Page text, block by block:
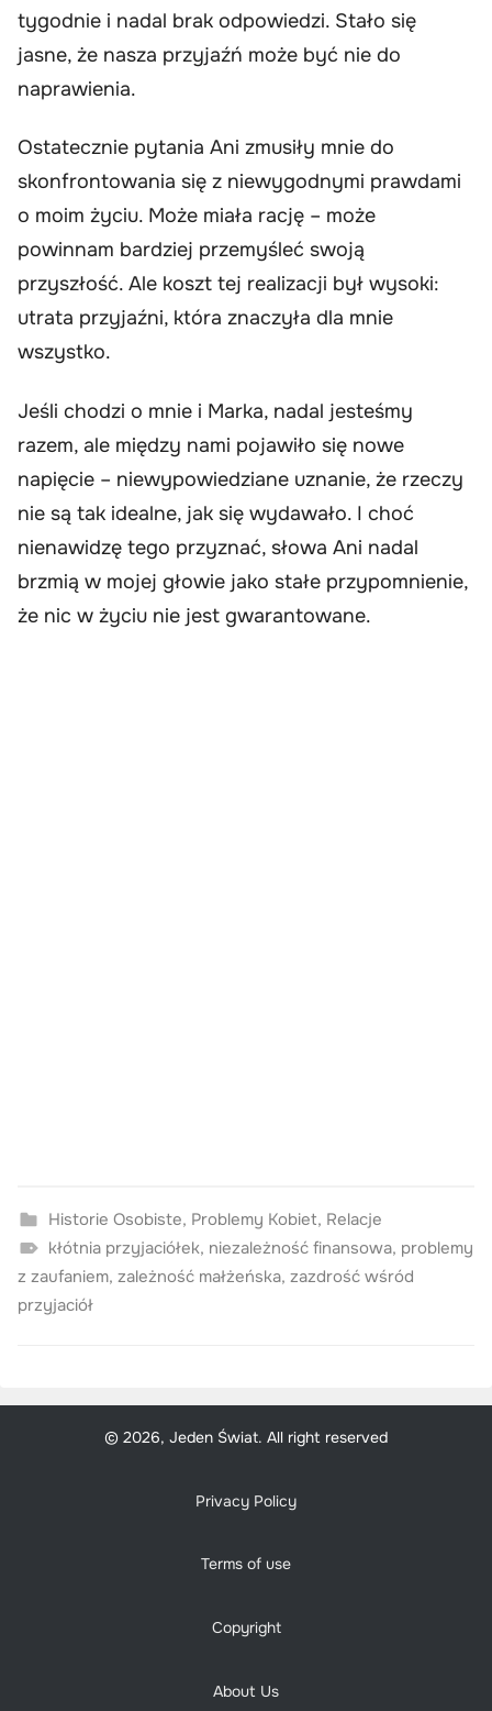
tygodnie i nadal brak odpowiedzi. Stało się
jasne, że nasza przyjaźń może być nie do
naprawienia.
Ostatecznie pytania Ani zmusiły mnie do
skonfrontowania się z niewygodnymi prawdami
o moim życiu. Może miała rację – może
powinnam bardziej przemyśleć swoją
przyszłość. Ale koszt tej realizacji był wysoki:
utrata przyjaźni, która znaczyła dla mnie
wszystko.
Jeśli chodzi o mnie i Marka, nadal jesteśmy
razem, ale między nami pojawiło się nowe
napięcie – niewypowiedziane uznanie, że rzeczy
nie są tak idealne, jak się wydawało. I choć
nienawidzę tego przyznać, słowa Ani nadal
brzmią w mojej głowie jako stałe przypomnienie,
że nic w życiu nie jest gwarantowane.
Historie Osobiste, Problemy Kobiet, Relacje
kłótnia przyjaciółek, niezależność finansowa, problemy
z zaufaniem, zależność małżeńska, zazdrość wśród
przyjaciół
© 2026, Jeden Świat. All right reserved
Privacy Policy
Terms of use
Copyright
About Us